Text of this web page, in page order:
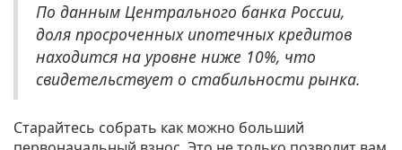
По данным Центрального банка России,
доля просроченных ипотечных кредитов
находится на уровне ниже 10%, что
свидетельствует о стабильности рынка.
Старайтесь собрать как можно больший